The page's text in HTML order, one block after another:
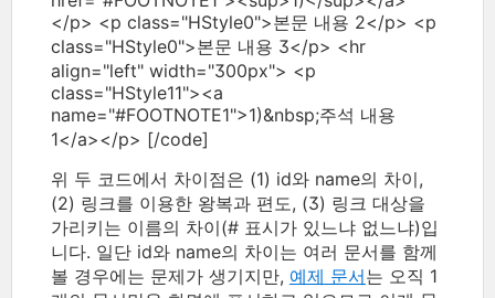
</p> <p class="HStyle0">본문 내용 2</p> <p
class="HStyle0">본문 내용 3</p> <hr
align="left" width="300px"> <p
class="HStyle11"><a
name="#FOOTNOTE1">1)&nbsp;주석 내용
1</a></p> [/code]
위 두 코드에서 차이점은 (1) id와 name의 차이,
(2) 링크를 이용한 왕복과 편도, (3) 링크 대상을
가리키는 이름의 차이(# 표시가 있느냐 없느냐)입
니다. 일단 id와 name의 차이는 여러 문서를 함께
볼 경우에는 문제가 생기지만, 예제 문서는 오직 1